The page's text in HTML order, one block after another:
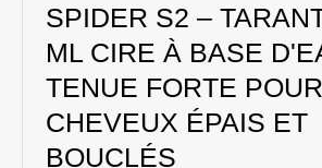
SPIDER S2 –
ML CIRE À BASE
TENUE FORTE POUR
CHEVEUX ÉPAIS ET
BOUCLÉS